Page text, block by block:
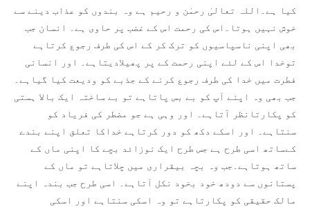
کیا ہے۔اللہ تعالیٰ رحمٰن و رحیم ہے وہ بندوں کو عذاب دینے سے
خوش نہیں ہوتا۔اس کی رحمت اس کے غضب پر حاوی ہے۔ انسان جب
بھی اپنی ناسپاسیوں کو ترک کر کے اس کی طرف رجوع کرتاہے
توخدا اس کے لئے اپنی رحمت کے پر پھیلادیتاہے۔ اور انسانی
فطرت میں خدا کی طرف رجوع کرنے کے جذبے کو ودیعت کیا گیاہے۔
جب بھی وہ اپنے آپ کو بے بس پاتاہے تو بے ساختہ ایک بالا ہستی
کو پکارتانظر آتاہے۔ اور وہی ہے جو مضطر کی فریاد کو
سنتاہے۔ اور اسکے دکھ کو دور کرتاہے خداکا تعلق اپنے بندے
کےساتھ اسی طرح ہے جس طرح ایک نوزائد بچے کا اپنی ماں کے
ساتھ ہوتاہے۔جب وہ بچہ بیقراری میں چلاتاہے تو ماں کے
پستانوں سے دودھ خود بخود نکل آتاہے۔ اسی طرح جب بندہ اپنے
مالک حقیقی کو پکارتاہے تو وہ اسکی سنتاہے اور اسکی